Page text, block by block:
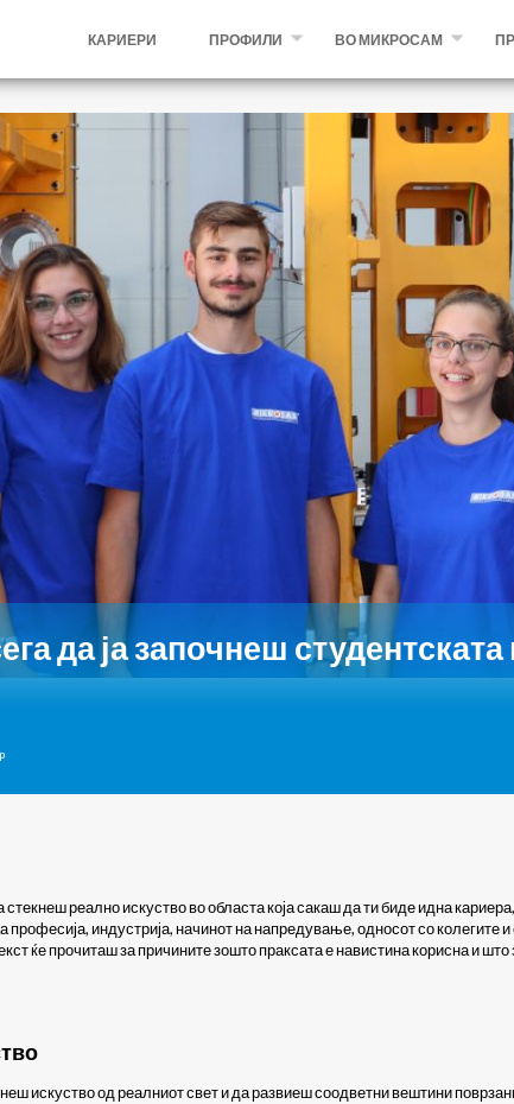
КАРИЕРИ ПРОФИЛИ
ТЕХНИЧКИ И ПРОИЗВОДНИ
ВО МИКРОСАМ
да ја започнеш студентската
реално искуство во областа која сакаш да ти биде идна
професија, индустрија, начинот на напредување, односот со колегите
ќе прочиташ за причините зошто праксата е навистина корисна и
искуство од реалниот свет и да развиеш соодветни вештини